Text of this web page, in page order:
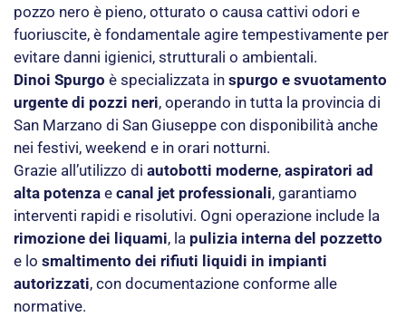
pozzo nero è pieno, otturato o causa cattivi odori e
fuoriuscite, è fondamentale agire tempestivamente per
evitare danni igienici, strutturali o ambientali.
Dinoi Spurgo è specializzata in spurgo e svuotamento
urgente di pozzi neri, operando in tutta la provincia di
San Marzano di San Giuseppe con disponibilità anche
nei festivi, weekend e in orari notturni.
Grazie all’utilizzo di autobotti moderne, aspiratori ad
alta potenza e canal jet professionali, garantiamo
interventi rapidi e risolutivi. Ogni operazione include la
rimozione dei liquami, la pulizia interna del pozzetto
e lo smaltimento dei rifiuti liquidi in impianti
autorizzati, con documentazione conforme alle
normative.